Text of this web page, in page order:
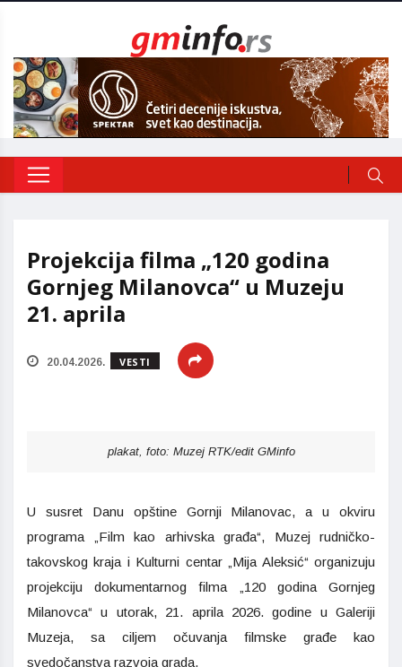
Projekcija filma „120 godina
Gornjeg Milanovca“ u Muzeju
21. aprila
20.04.2026. VESTI
plakat, foto: Muzej RTK/edit GMinfo
U susret Danu opštine Gornji Milanovac, a u okviru
programa „Film kao arhivska građa“, Muzej rudničko-
takovskog kraja i Kulturni centar „Mija Aleksić“ organizuju
projekciju dokumentarnog filma „120 godina Gornjeg
Milanovca“ u utorak, 21. aprila 2026. godine u Galeriji
Muzeja, sa ciljem očuvanja filmske građe kao
svedočanstva razvoja grada.